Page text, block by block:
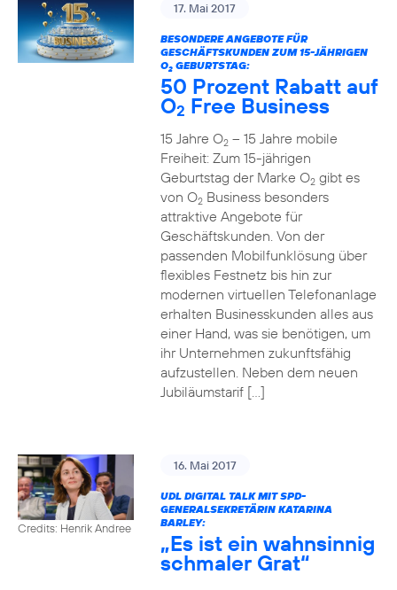
17. Mai 2017
BESONDERE ANGEBOTE FÜR
GESCHÄFTSKUNDEN ZUM 15-JÄHRIGEN
O2GEBURTSTAG:
50 Prozent Rabatt auf
O2 Free Business
15 Jahre O2– 15 Jahre mobile
Freiheit: Zum 15-jährigen
Geburtstag der Marke O2gibt es
von O2Business besonders
attraktive Angebote für
Geschäftskunden. Von der
passenden Mobilfunklösung über
flexibles Festnetz bis hin zur
modernen virtuellen Telefonanlage
erhalten Businesskunden alles aus
einer Hand, was sie benötigen, um
ihr Unternehmen zukunftsfähig
aufzustellen. Neben dem neuen
Jubiläumstarif […]
Credits: Henrik Andree
16. Mai 2017
UDL DIGITAL TALK MIT SPD-
GENERALSEKRETÄRIN KATARINA
BARLEY:
„Es ist ein wahnsinnig
schmaler Grat“